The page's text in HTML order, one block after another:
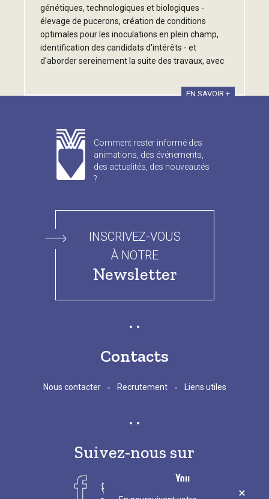
génétiques, technologiques et biologiques -
élevage de pucerons, création de conditions
optimales pour les inoculations en plein champ,
identification des candidats d'intérêts - et
d'aborder sereinement la suite des travaux, avec
EN SAVOIR +
Comment rester informé des
animations, des événements,
des actualités, des nouveautés
?
INSCRIVEZ-VOUS
À NOTRE
Newsletter
Contacts
Nous contacter - Recrutement - Liens utiles
Suivez-nous sur